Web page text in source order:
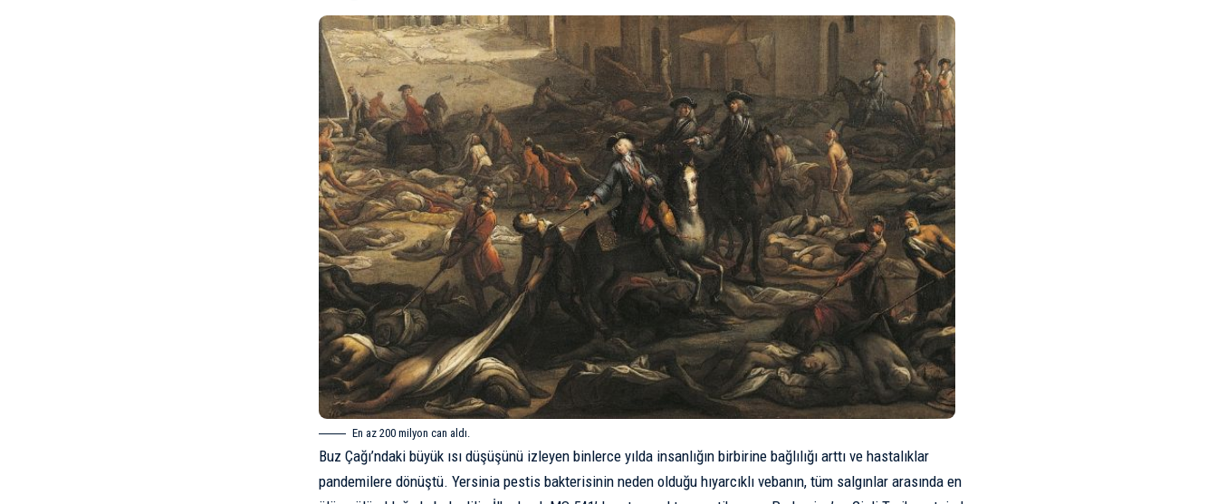
En az 200 milyon can aldı.
Buz Çağı’ndaki büyük ısı düşüşünü izleyen binlerce yılda insanlığın birbirine bağlılığı arttı ve hastalıklar
pandemilere dönüştü. Yersinia pestis bakterisinin neden olduğu hıyarcıklı vebanın, tüm salgınlar arasında en